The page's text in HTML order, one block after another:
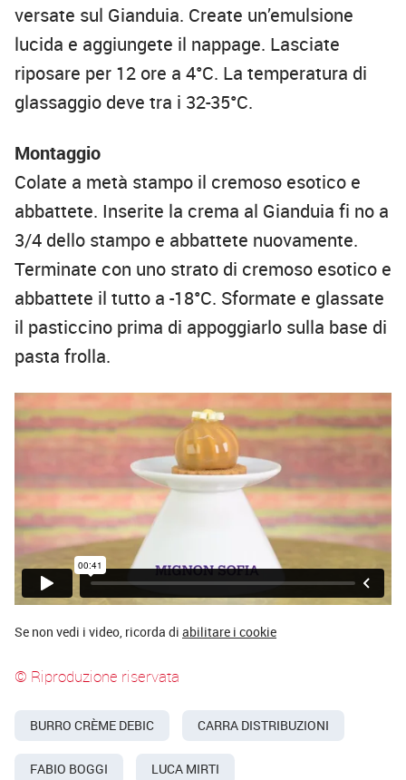
versate sul Gianduia. Create un’emulsione
lucida e aggiungete il nappage. Lasciate
riposare per 12 ore a 4°C. La temperatura di
glassaggio deve tra i 32-35°C.
Montaggio
Colate a metà stampo il cremoso esotico e
abbattete. Inserite la crema al Gianduia fi no a
3/4 dello stampo e abbattete nuovamente.
Terminate con uno strato di cremoso esotico e
abbattete il tutto a -18°C. Sformate e glassate
il pasticcino prima di appoggiarlo sulla base di
pasta frolla.
Se non vedi i video, ricorda di abilitare i cookie
© Riproduzione riservata
BURRO CRÈME DEBIC CARRA DISTRIBUZIONI
FABIO BOGGI LUCA MIRTI